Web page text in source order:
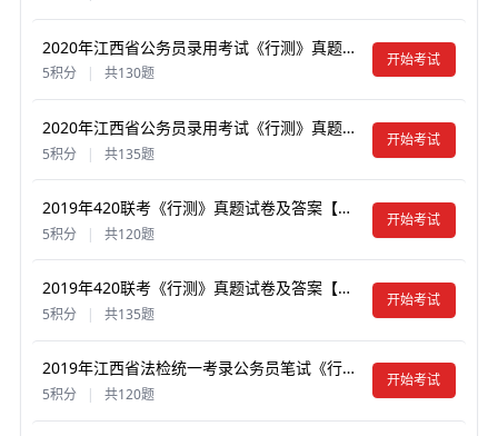
2020年江西省公务员录用考试《行测》真题试卷及答案【含解析】（县级）
5积分 | 共130题
开始考试
2020年江西省公务员录用考试《行测》真题试卷及答案【含解析】（省级）
5积分 | 共135题
开始考试
2019年420联考《行测》真题试卷及答案【含解析】（江西乡镇）
5积分 | 共120题
开始考试
2019年420联考《行测》真题试卷及答案【含解析】（江西县级以上）
5积分 | 共135题
开始考试
2019年江西省法检统一考录公务员笔试《行测》真题试卷及答案【含解析】
5积分 | 共120题
开始考试